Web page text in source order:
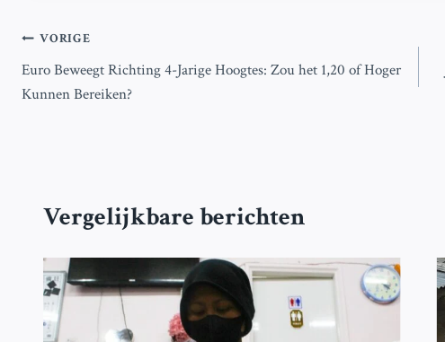
Bericht
navigatie
VORIGE
Euro Beweegt Richting 4-Jarige Hoogtes: Zou het 1,20 of Hoger
Kunnen Bereiken?
Vergelijkbare berichten